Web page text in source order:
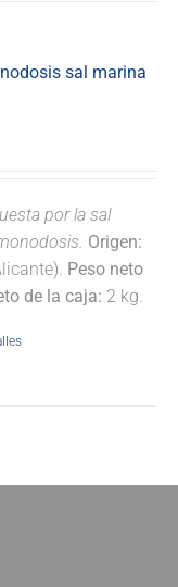
sal marina
por la sal
Origen:
Peso neto
de la caja: 2 kg.